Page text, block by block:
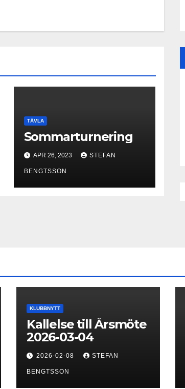
TÄVLA
Sommarturnering
APR 26, 2023 STEFAN
BENGTSSON
KLUBBNYTT
Kallelse till Årsmöte
2026-03-04
2026-02-08 STEFAN
BENGTSSON